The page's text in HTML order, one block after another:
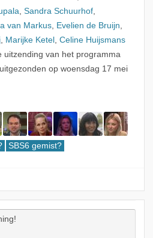
, Sandra Schuurhof,
van Markus, Evelien de Bruijn,
, Marijke Ketel , Celine Huijsmans
uitzending van het programma
op woensdag 17 mei
SBS6 gemist?